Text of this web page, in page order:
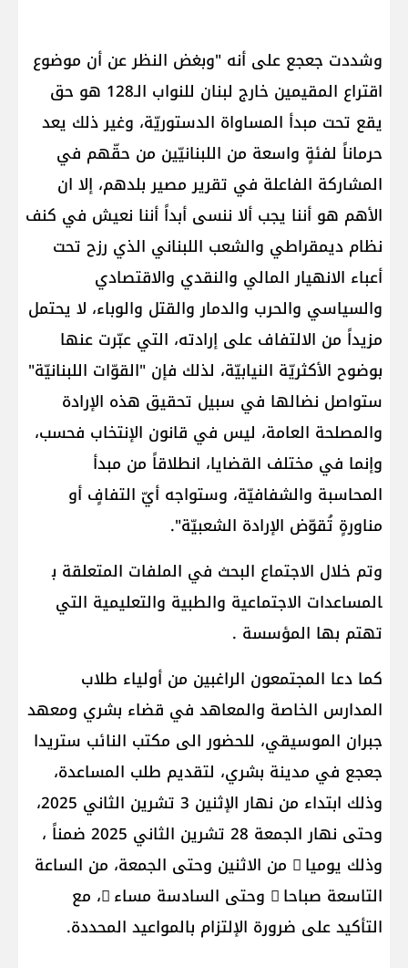
وشددت جعجع على أنه "وبغض النظر عن أن موضوع
اقتراع المقيمين خارج لبنان للنواب الـ128 هو حق
يقع تحت مبدأ المساواة الدستوريّة، وغير ذلك يعد
حرماناً لفئةٍ واسعة من اللبنانيّين من حقّهم في
المشاركة الفاعلة في تقرير مصير بلدهم، إلا ان
الأهم هو أننا يجب ألا ننسى أبداً أننا نعيش في كنف
نظام ديمقراطي والشعب اللبناني الذي رزح تحت
أعباء الانهيار المالي والنقدي والاقتصادي
والسياسي والحرب والدمار والقتل والوباء، لا يحتمل
مزيداً من الالتفاف على إرادته، التي عبّرت عنها
بوضوح الأكثريّة النيابيّة، لذلك فإن "القوّات اللبنانيّة"
ستواصل نضالها في سبيل تحقيق هذه الإرادة
والمصلحة العامة، ليس في قانون الإنتخاب فحسب،
وإنما في مختلف القضايا، انطلاقاً من مبدأ
المحاسبة والشفافيّة، وستواجه أيّ التفافٍ أو
مناورةٍ تُقوّض الإرادة الشعبيّة".
وتم خلال الاجتماع البحث في الملفات المتعلقة ب​
المساعدات الاجتماعية​ والطبية والتعليمية التي
تهتم بها المؤسسة .
كما دعا المجتمعون الراغبين من أولياء طلاب
المدارس الخاصة والمعاهد في قضاء بشري ومعهد
جبران الموسيقي، للحضور الى مكتب النائب ستريدا
جعجع في مدينة بشري، لتقديم طلب المساعدة،
وذلك ابتداء من نهار الإثنين 3 تشرين الثاني 2025،
وحتى نهار الجمعة 28 تشرين الثاني 2025 ضمناً ،
وذلك يوميا ً من الاثنين وحتى الجمعة، من الساعة
التاسعة صباحا ً وحتى السادسة مساء ً، مع
التأكيد على ضرورة الإلتزام بالمواعيد المحددة.